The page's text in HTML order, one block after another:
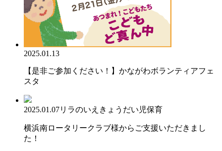
2025.01.13
【是非ご参加ください！】かながわボランティアフェ
スタ
2025.01.07リラのいえ きょうだい児保育
横浜南ロータリークラブ様からご支援いただきまし
た！